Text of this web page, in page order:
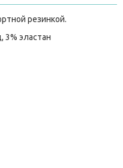
резинкой.
3% эластан